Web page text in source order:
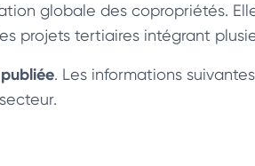
globale des copropriétés.
projets tertiaires intégrant
. Les informations